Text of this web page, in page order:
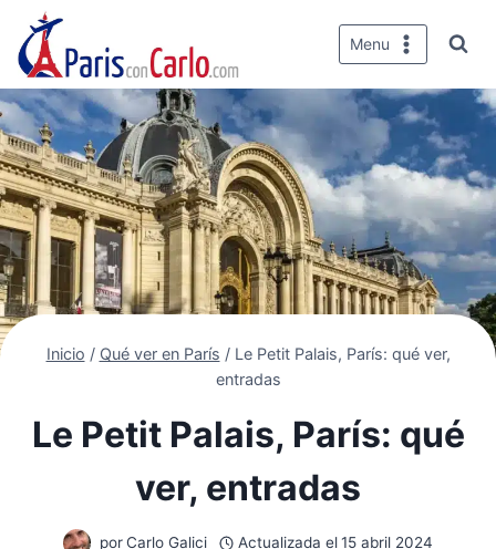
Saltar
contenido
Menu
Inicio / Qué ver en París / Le Petit Palais, París: qué ver,
entradas
Le Petit Palais, París: qué
ver, entradas
por Carlo Galici Actualizada el 15 abril 2024